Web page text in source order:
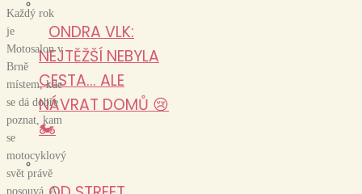
ONDRA VLK:
NEJTĚŽŠÍ NEBYLA
CESTA… ALE
NÁVRAT DOMŮ 😢
🏍️
Každý rok
je
Motosalon v
Brně
místem, kde
se dá dobře
poznat, kam
se
motocyklový
svět právě
posouvá. A